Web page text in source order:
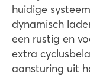
huidige
dynamisch
een rustig en
extra
aansturing uit